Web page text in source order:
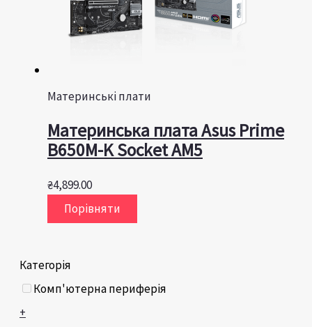
Категорія
Комп'ютерна периферія
+
Материнські плати
Материнська плата Asus Prime
B650M-K Socket AM5
₴4,899.00
Порівняти